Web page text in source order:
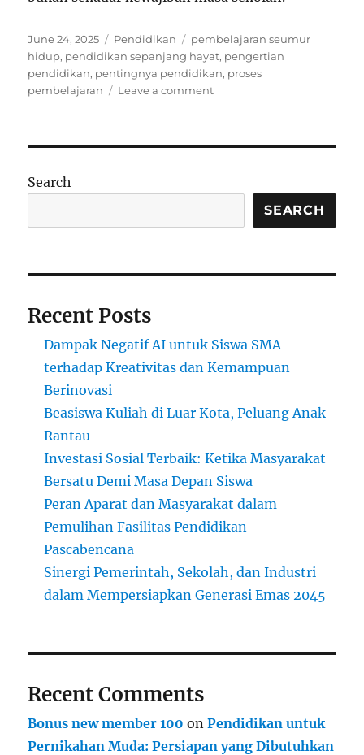
Posted
on
June 24, 2025 Categories
Pendidikan Tags
pembelajaran seumur
hidup, pendidikan sepanjang hayat, pengertian
pendidikan, pentingnya pendidikan, proses
pembelajaran
Leave a commenton
Hayat:
Pengertian
dan
Search
SEARCH
Recent Posts
Dampak Negatif AI untuk Siswa SMA
terhadap Kreativitas dan Kemampuan
Berinovasi
Beasiswa Kuliah di Luar Kota, Peluang Anak
Rantau
Investasi Sosial Terbaik: Ketika Masyarakat
Bersatu Demi Masa Depan Siswa
Peran Aparat dan Masyarakat dalam
Pemulihan Fasilitas Pendidikan
Pascabencana
Sinergi Pemerintah, Sekolah, dan Industri
dalam Mempersiapkan Generasi Emas 2045
Recent Comments
Bonus new member 100 onPendidikan untuk
Pernikahan Muda: Persiapan yang Dibutuhkan